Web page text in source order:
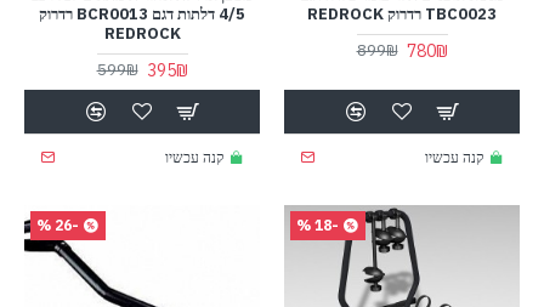
TBC0023 רדרוק REDROCK
780₪
899₪
קנה עכשיו
4/5 דלתות דגם BCR0013 רדרוק
REDROCK
395₪
599₪
קנה עכשיו
-18 %
-26 %